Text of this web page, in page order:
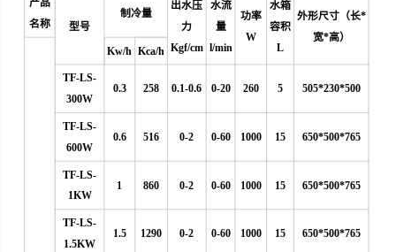
产品
名称
型号
制冷量
出水压
力
Kgf/cm
水流
量
l/min
功率
W
水箱
容积
L
外形尺寸（长*
宽*高）
Kw/h Kca/h
TF-LS-
300W
0.3 258 0.1-0.6 0-20 260 5 505*230*500
TF-LS-
600W
0.6 516 0-2 0-60 1000 15 650*500*765
TF-LS-
1KW
1 860 0-2 0-60 1000 15 650*500*765
TF-LS-
1.5KW
1.5 1290 0-2 0-60 1000 15 650*500*765